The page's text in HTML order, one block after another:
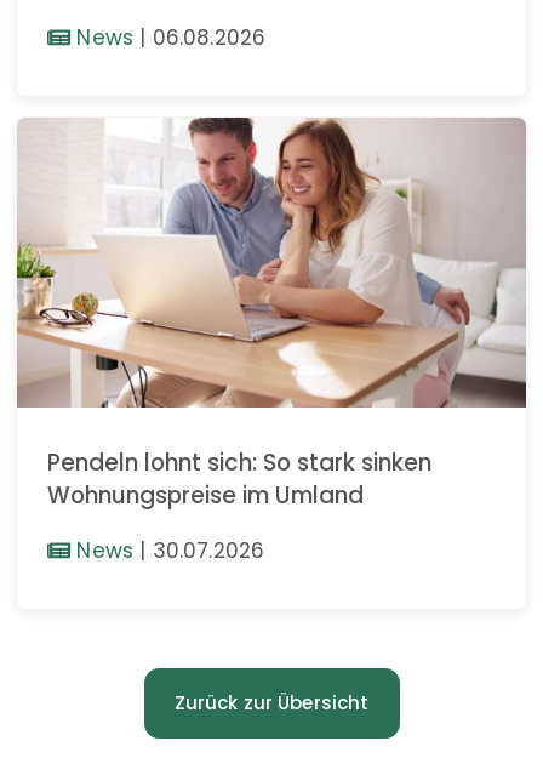
News | 06.08.2026
Pendeln lohnt sich: So stark sinken
Wohnungspreise im Umland
News | 30.07.2026
Zurück zur Übersicht